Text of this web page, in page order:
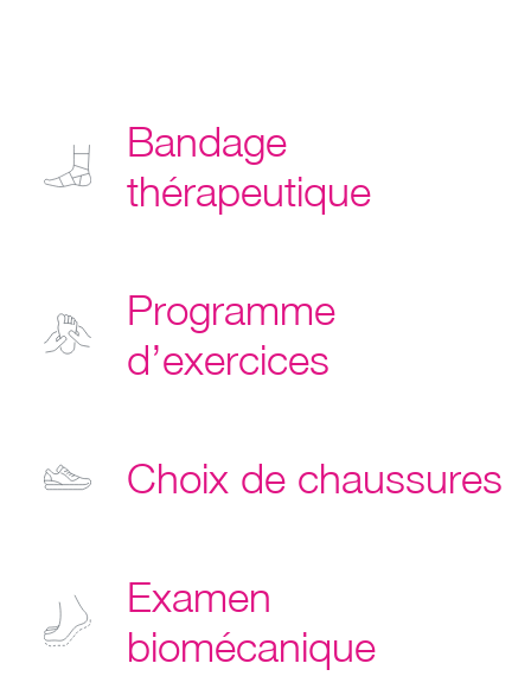
Bandage
thérapeutique
Programme
d’exercices
Choix de chaussures
Examen
biomécanique